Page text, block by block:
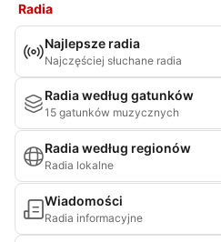
Radia
Najlepsze radia
Najczęściej słuchane radia
Radia według gatunków
15 gatunków muzycznych
Radia według regionów
Radia lokalne
Wiadomości
Radia informacyjne